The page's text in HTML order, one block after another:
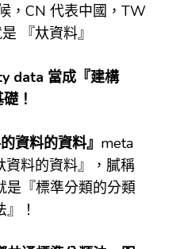
，CN 代表中國，TW
『夶資料』
data 當成『建構
！
的資料的資料』 meta
資料的資料』，膩稱
是『標準分類的分類
！